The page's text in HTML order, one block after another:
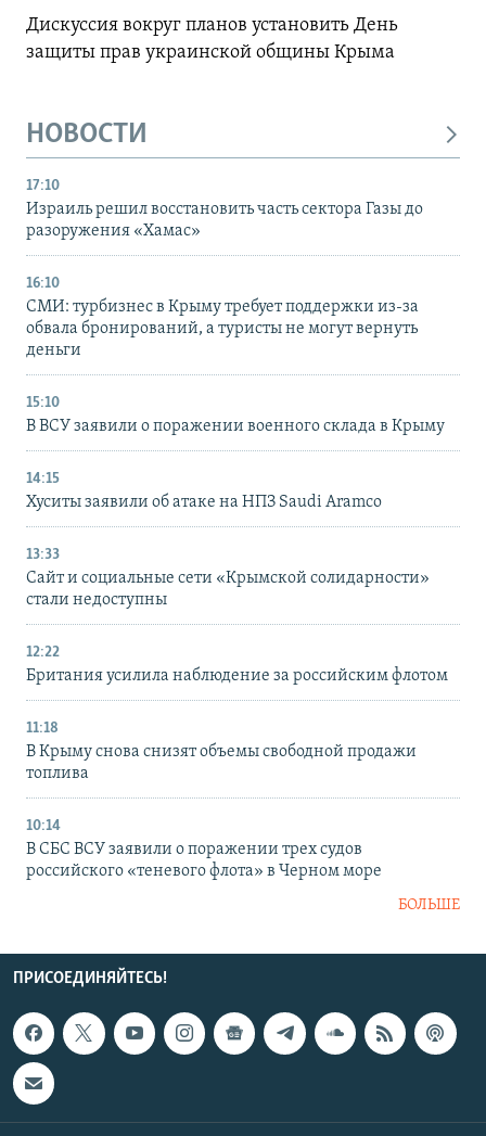
Дискуссия вокруг планов установить День
защиты прав украинской общины Крыма
НОВОСТИ
17:10
Израиль решил восстановить часть сектора Газы до
разоружения «Хамас»
16:10
СМИ: турбизнес в Крыму требует поддержки из-за
обвала бронирований, а туристы не могут вернуть
деньги
15:10
В ВСУ заявили о поражении военного склада в Крыму
14:15
Хуситы заявили об атаке на НПЗ Saudi Aramco
13:33
Сайт и социальные сети «Крымской солидарности»
стали недоступны
12:22
Британия усилила наблюдение за российским флотом
11:18
В Крыму снова снизят объемы свободной продажи
топлива
10:14
В СБС ВСУ заявили о поражении трех судов
российского «теневого флота» в Черном море
БОЛЬШЕ
ПРИСОЕДИНЯЙТЕСЬ!